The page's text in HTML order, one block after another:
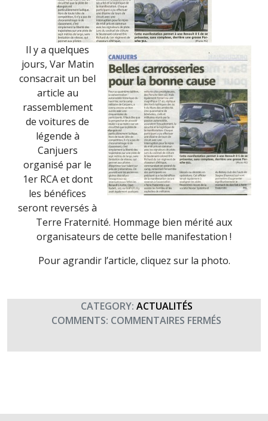
Il y a quelques
jours, Var Matin
consacrait un bel
article au
rassemblement
de voitures de
légende à
Canjuers
organisé par le
1er RCA et dont
les bénéfices
seront reversés à
Terre Fraternité. Hommage bien mérité aux
organisateurs de cette belle manifestation !
Pour agrandir l’article, cliquez sur la photo.
CATEGORY: ACTUALITÉS
COMMENTS: COMMENTAIRES FERMÉS
MATIN